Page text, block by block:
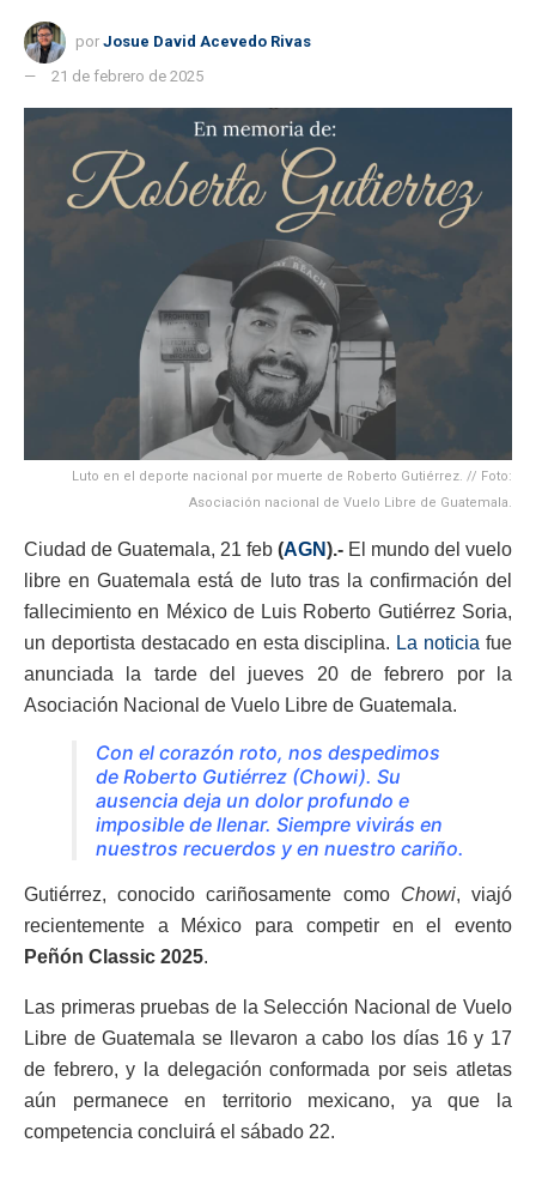
por Josue David Acevedo Rivas
21 de febrero de 2025
Luto en el deporte nacional por muerte de Roberto Gutiérrez. // Foto:
Asociación nacional de Vuelo Libre de Guatemala.
Ciudad de Guatemala, 21 feb (AGN).- El mundo del vuelo
libre en Guatemala está de luto tras la confirmación del
fallecimiento en México de Luis Roberto Gutiérrez Soria,
un deportista destacado en esta disciplina. La noticia fue
anunciada la tarde del jueves 20 de febrero por la
Asociación Nacional de Vuelo Libre de Guatemala.
Con el corazón roto, nos despedimos
de Roberto Gutiérrez (Chowi). Su
ausencia deja un dolor profundo e
imposible de llenar. Siempre vivirás en
nuestros recuerdos y en nuestro cariño.
Gutiérrez, conocido cariñosamente como Chowi, viajó
recientemente a México para competir en el evento
Peñón Classic 2025.
Las primeras pruebas de la Selección Nacional de Vuelo
Libre de Guatemala se llevaron a cabo los días 16 y 17
de febrero, y la delegación conformada por seis atletas
aún permanece en territorio mexicano, ya que la
competencia concluirá el sábado 22.